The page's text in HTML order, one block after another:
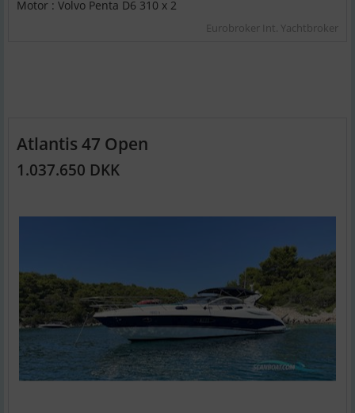
Motor : Volvo Penta D6 310 x 2
Eurobroker Int. Yachtbroker
Atlantis 47 Open
1.037.650 DKK